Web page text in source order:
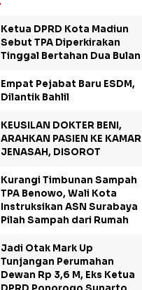
Ketua DPRD Kota Madiun
Sebut TPA Diperkirakan
Tinggal Bertahan Dua Bulan
Empat Pejabat Baru ESDM,
Dilantik Bahlil
KEUSILAN DOKTER BENI,
ARAHKAN PASIEN KE KAMAR
JENASAH, DISOROT
Kurangi Timbunan Sampah
TPA Benowo, Wali Kota
Instruksikan ASN Surabaya
Pilah Sampah dari Rumah
Jadi Otak Mark Up
Tunjangan Perumahan
Dewan Rp 3,6 M, Eks Ketua